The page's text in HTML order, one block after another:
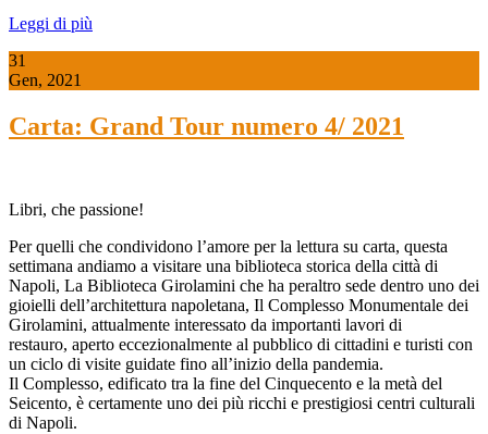
Leggi di più
31
Gen, 2021
Carta: Grand Tour numero 4/ 2021
Libri, che passione!
Per quelli che condividono l’amore per la lettura su carta, questa
settimana andiamo a visitare una biblioteca storica della città di
Napoli, La Biblioteca Girolamini che ha peraltro sede dentro uno dei
gioielli dell’architettura napoletana, Il Complesso Monumentale dei
Girolamini, attualmente interessato da importanti lavori di
restauro, aperto eccezionalmente al pubblico di cittadini e turisti con
un ciclo di visite guidate fino all’inizio della pandemia.
Il Complesso, edificato tra la fine del Cinquecento e la metà del
Seicento, è certamente uno dei più ricchi e prestigiosi centri culturali
di Napoli.